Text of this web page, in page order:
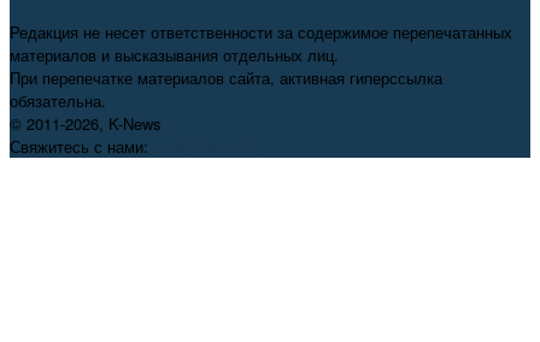
Редакция не несет ответственности за содержимое перепечатанных
материалов и высказывания отдельных лиц.
При перепечатке материалов сайта, активная гиперссылка
обязательна.
© 2011-2026, K-News
Свяжитесь с нами: